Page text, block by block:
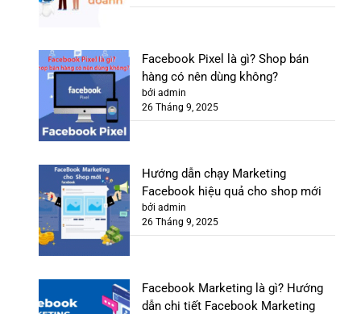
Facebook Pixel là gì? Shop bán
hàng có nên dùng không?
bởi admin
26 Tháng 9, 2025
Hướng dẫn chạy Marketing
Facebook hiệu quả cho shop mới
bởi admin
26 Tháng 9, 2025
Facebook Marketing là gì? Hướng
dẫn chi tiết Facebook Marketing